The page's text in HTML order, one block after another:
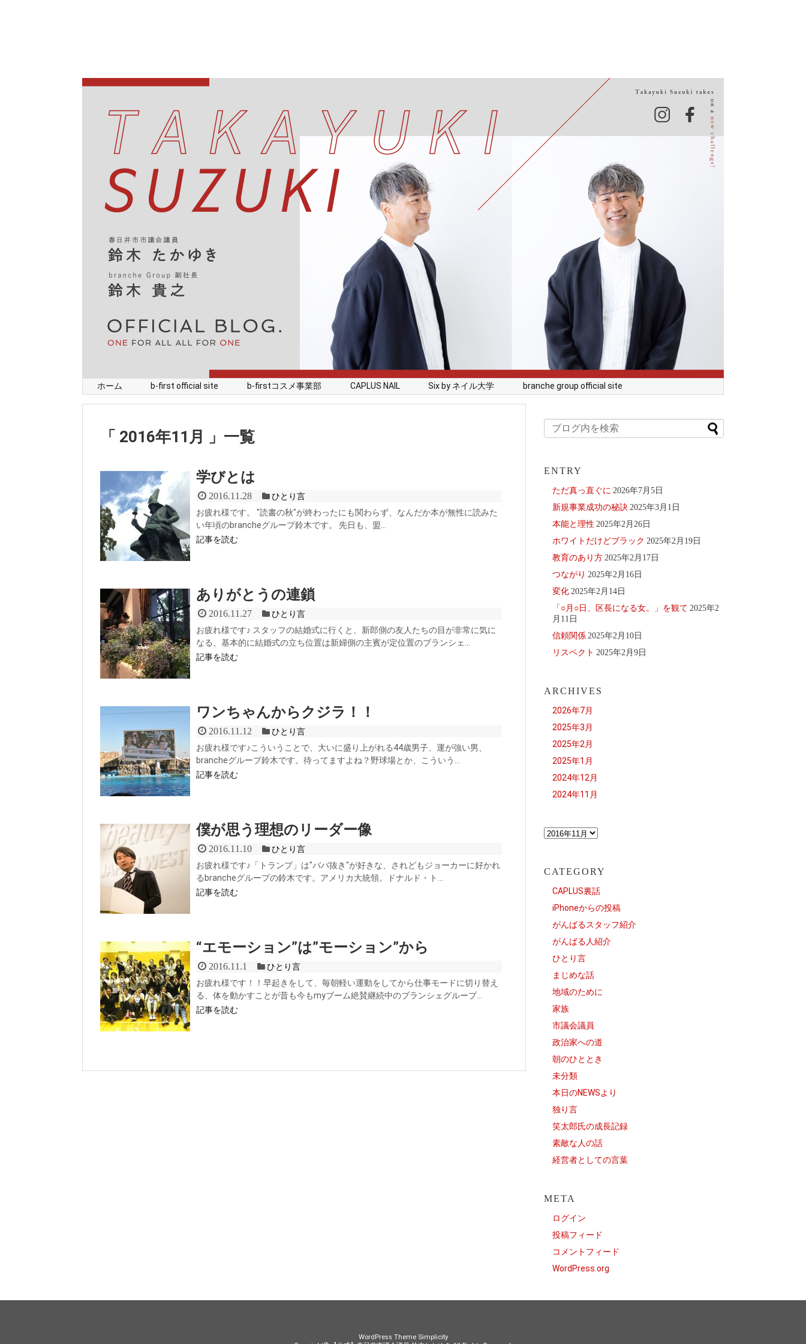
ホーム b-first official site b-firstコスメ事業部 CAPLUS NAIL Six by ネイル大学 branche group official site
2016年11月 一覧
学びとは
2016.11.28
ひとり言
お疲れ様です。 "読書の秋"が終わったにも関わらず、なんだか本が無性に読みた
い年頃のbrancheグループ鈴木です。 先日も、盟...
記事を読む
ありがとうの連鎖
2016.11.27
ひとり言
お疲れ様です♪ スタッフの結婚式に行くと、新郎側の友人たちの目が非常に気に
なる、基本的に結婚式の立ち位置は新婦側の主賓が定位置のブランシェ...
記事を読む
ワンちゃんからクジラ！！
2016.11.12
ひとり言
お疲れ様です♪こういうことで、大いに盛り上がれる44歳男子、運が強い男、
brancheグループ鈴木です。待ってますよね？野球場とか、こういう...
記事を読む
僕が思う理想のリーダー像
2016.11.10
ひとり言
お疲れ様です♪「トランプ」は"ババ抜き"が好きな、されどもジョーカーに好かれ
るbrancheグループの鈴木です。アメリカ大統領。ドナルド・ト...
記事を読む
“エモーション”は”モーション”から
2016.11.1
ひとり言
お疲れ様です！！早起きをして、毎朝軽い運動をしてから仕事モードに切り替え
る、体を動かすことが昔も今もmyブーム絶賛継続中のブランシェグループ...
記事を読む
ENTRY
ただ真っ直ぐに 2026年7月5日
新規事業成功の秘訣 2025年3月1日
本能と理性 2025年2月26日
ホワイトだけどブラック 2025年2月19日
教育のあり方 2025年2月17日
つながり 2025年2月16日
変化 2025年2月14日
「○月○日、区長になる女。」を観て 2025年2
月11日
信頼関係 2025年2月10日
リスペクト 2025年2月9日
ARCHIVES
2026年7月
2025年3月
2025年2月
2025年1月
2024年12月
2024年11月
CATEGORY
CAPLUS裏話
iPhoneからの投稿
がんばるスタッフ紹介
がんばる人紹介
ひとり言
まじめな話
地域のために
家族
市議会議員
政治家への道
朝のひととき
未分類
本日のNEWSより
独り言
笑太郎氏の成長記録
素敵な人の話
経営者としての言葉
META
ログイン
投稿フィード
コメントフィード
WordPress.org
WordPress Theme Simplicity